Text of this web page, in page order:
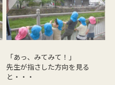
「あっ、みてみて！」
先生が指さした方向を見る
と・・・